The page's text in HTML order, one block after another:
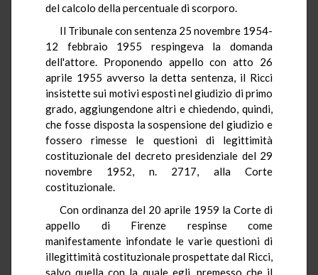
del calcolo della percentuale di scorporo.
Il Tribunale con sentenza 25 novembre 1954-
12 febbraio 1955 respingeva la domanda
dell'attore. Proponendo appello con atto 26
aprile 1955 avverso la detta sentenza, il Ricci
insistette sui motivi esposti nel giudizio di primo
grado, aggiungendone altri e chiedendo, quindi,
che fosse disposta la sospensione del giudizio e
fossero rimesse le questioni di legittimità
costituzionale del decreto presidenziale del 29
novembre 1952, n. 2717, alla Corte
costituzionale.
Con ordinanza del 20 aprile 1959 la Corte di
appello di Firenze respinse come
manifestamente infondate le varie questioni di
illegittimità costituzionale prospettate dal Ricci,
salvo quella con la quale egli, premesso che il